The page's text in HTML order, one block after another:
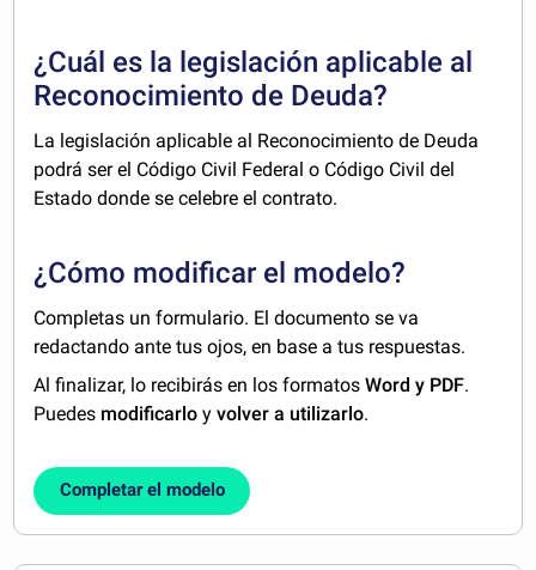
¿Cuál es la legislación aplicable al
Reconocimiento de Deuda?
La legislación aplicable al Reconocimiento de Deuda
podrá ser el Código Civil Federal o Código Civil del
Estado donde se celebre el contrato.
¿Cómo modificar el modelo?
Completas un formulario. El documento se va
redactando ante tus ojos, en base a tus respuestas.
Al finalizar, lo recibirás en los formatosWord y PDF.
Puedes modificarlo yvolver a utilizarlo.
Completar el modelo